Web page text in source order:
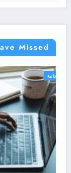
Missed
دورات مجانية